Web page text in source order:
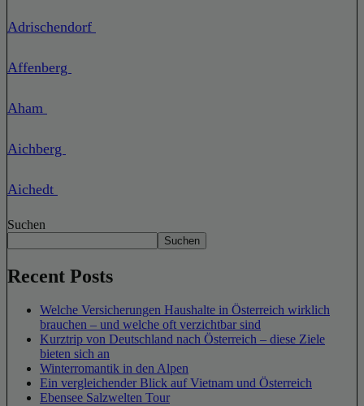
Adrischendorf
Affenberg
Aham
Aichberg
Aichedt
Suchen
Suchen
Recent Posts
Welche Versicherungen Haushalte in Österreich wirklich
brauchen – und welche oft verzichtbar sind
Kurztrip von Deutschland nach Österreich – diese Ziele
bieten sich an
Winterromantik in den Alpen
Ein vergleichender Blick auf Vietnam und Österreich
Ebensee Salzwelten Tour